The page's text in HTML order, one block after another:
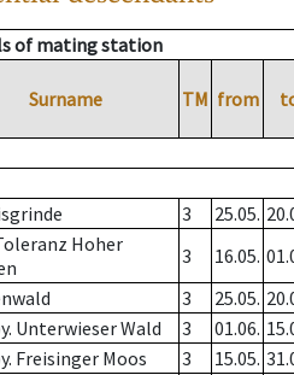
of mating station
Surname TM from
3 25.05.
Hoher
3 16.05.
3 25.05.
Unterwieser Wald 3 01.06.
Freisinger Moos 3 15.05.